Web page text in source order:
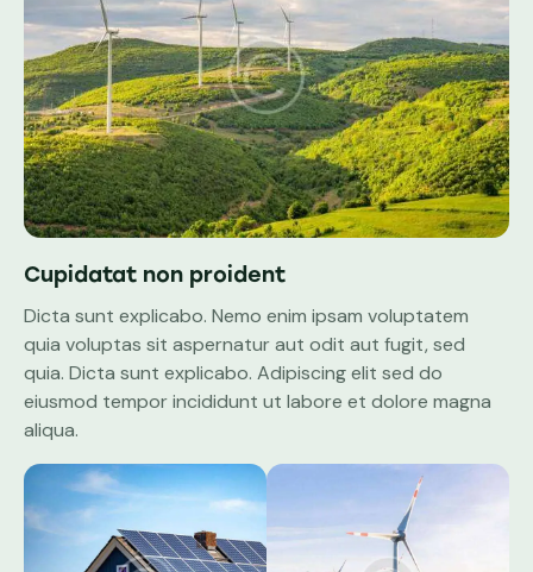
Cupidatat non proident
Dicta sunt explicabo. Nemo enim ipsam voluptatem
quia voluptas sit aspernatur aut odit aut fugit, sed
quia. Dicta sunt explicabo. Adipiscing elit sed do
eiusmod tempor incididunt ut labore et dolore magna
aliqua.